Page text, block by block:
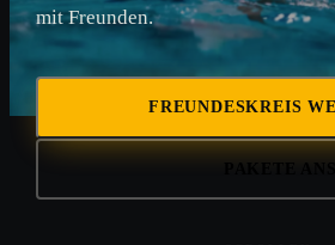
mit Freunden.
FREUNDESKREIS